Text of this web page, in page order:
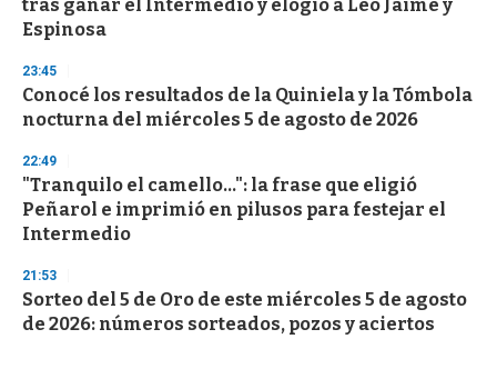
tras ganar el Intermedio y elogió a Leo Jaime y
Espinosa
23:45
Conocé los resultados de la Quiniela y la Tómbola
nocturna del miércoles 5 de agosto de 2026
22:49
"Tranquilo el camello...": la frase que eligió
Peñarol e imprimió en pilusos para festejar el
Intermedio
21:53
Sorteo del 5 de Oro de este miércoles 5 de agosto
de 2026: números sorteados, pozos y aciertos